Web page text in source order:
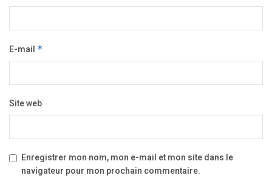
E-mail *
Site web
Enregistrer mon nom, mon e-mail et mon site dans le
navigateur pour mon prochain commentaire.